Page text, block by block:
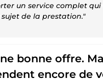
un service complet
de la prestation."
bonne offre.
encore de